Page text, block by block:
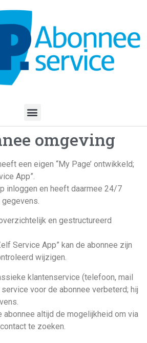
omgeving
een eigen “My Page’ ontwikkeld;
App”.
inloggen en heeft daarmee 24/7
en gestructureerd
Service App” kan de abonnee zijn
wijzigen.
klantenservice (telefoon, mail
voor de abonnee verbeterd; hij
abonnee altijd de mogelijkheid om via
te zoeken.